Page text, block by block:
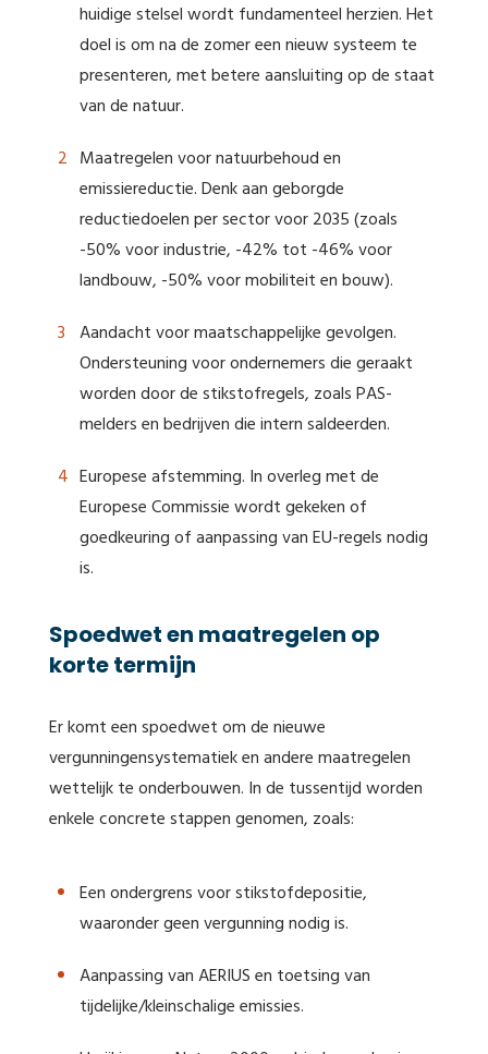
huidige stelsel wordt fundamenteel herzien. Het
doel is om na de zomer een nieuw systeem te
presenteren, met betere aansluiting op de staat
van de natuur.
Maatregelen voor natuurbehoud en
emissiereductie. Denk aan geborgde
reductiedoelen per sector voor 2035 (zoals
-50% voor industrie, -42% tot -46% voor
landbouw, -50% voor mobiliteit en bouw).
Aandacht voor maatschappelijke gevolgen.
Ondersteuning voor ondernemers die geraakt
worden door de stikstofregels, zoals PAS-
melders en bedrijven die intern saldeerden.
Europese afstemming. In overleg met de
Europese Commissie wordt gekeken of
goedkeuring of aanpassing van EU-regels nodig
is.
Spoedwet en maatregelen op
korte termijn
Er komt een spoedwet om de nieuwe
vergunningensystematiek en andere maatregelen
wettelijk te onderbouwen. In de tussentijd worden
enkele concrete stappen genomen, zoals:
Een ondergrens voor stikstofdepositie,
waaronder geen vergunning nodig is.
Aanpassing van AERIUS en toetsing van
tijdelijke/kleinschalige emissies.